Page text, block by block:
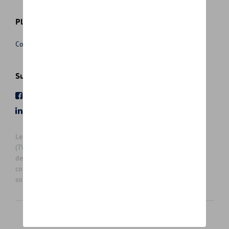
Plus d'informations
Conditions de vente
Suivez nous
Les prix affichés sur le présent site sont des prix recommandés
(TVAc), hors éventuels frais de montage. Pour connaitre le prix
de vente actuel et les éventuels frais de montage, veuillez
contacter votre concessionnaire/agent. Les prix recommandés
sont sujets à des changements sans préavis.